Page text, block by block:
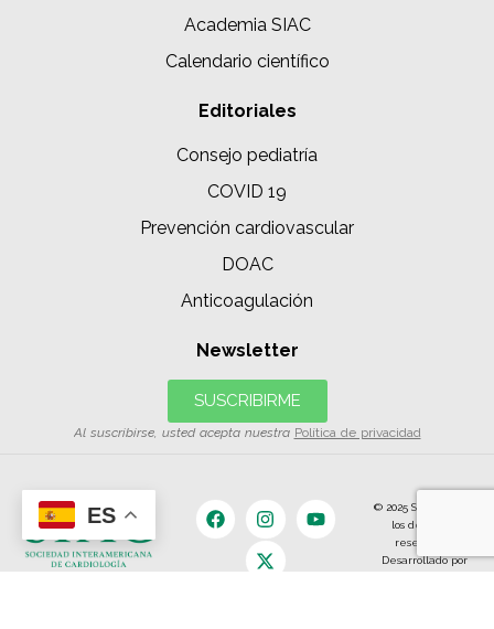
Academia SIAC
Calendario científico
Editoriales
Consejo pediatría
COVID 19
Prevención cardiovascular
DOAC
Anticoagulación
Newsletter
SUSCRIBIRME
Al suscribirse, usted acepta nuestra Política de privacidad
© 2025 SIAC | Todos
los derechos
reservados.
Desarrollado por
ES